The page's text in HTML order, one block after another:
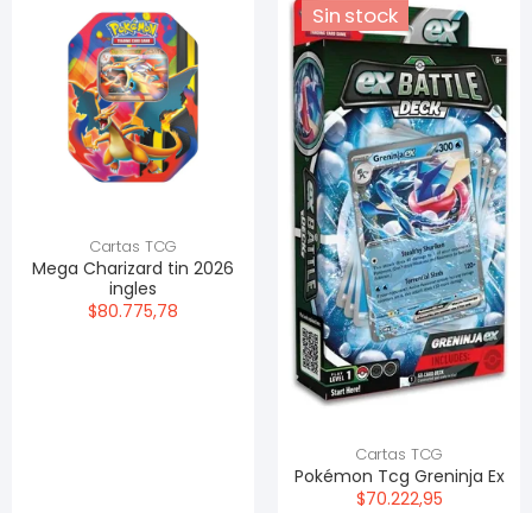
Cartas TCG
Mega Charizard tin 2026
ingles
$80.775,78
Sin stock
Cartas TCG
Pokémon Tcg Greninja Ex
$70.222,95